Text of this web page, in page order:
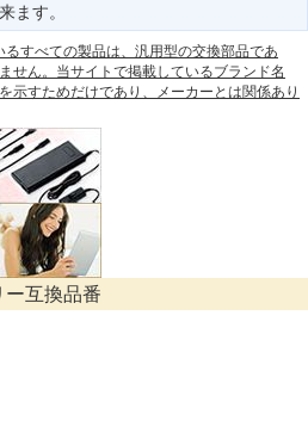
ます。
すべての製品は、汎用型の交換部品であ
せん。当サイトで掲載しているブランド名
示すためだけであり、メーカーとは関係あり
ー互換品番